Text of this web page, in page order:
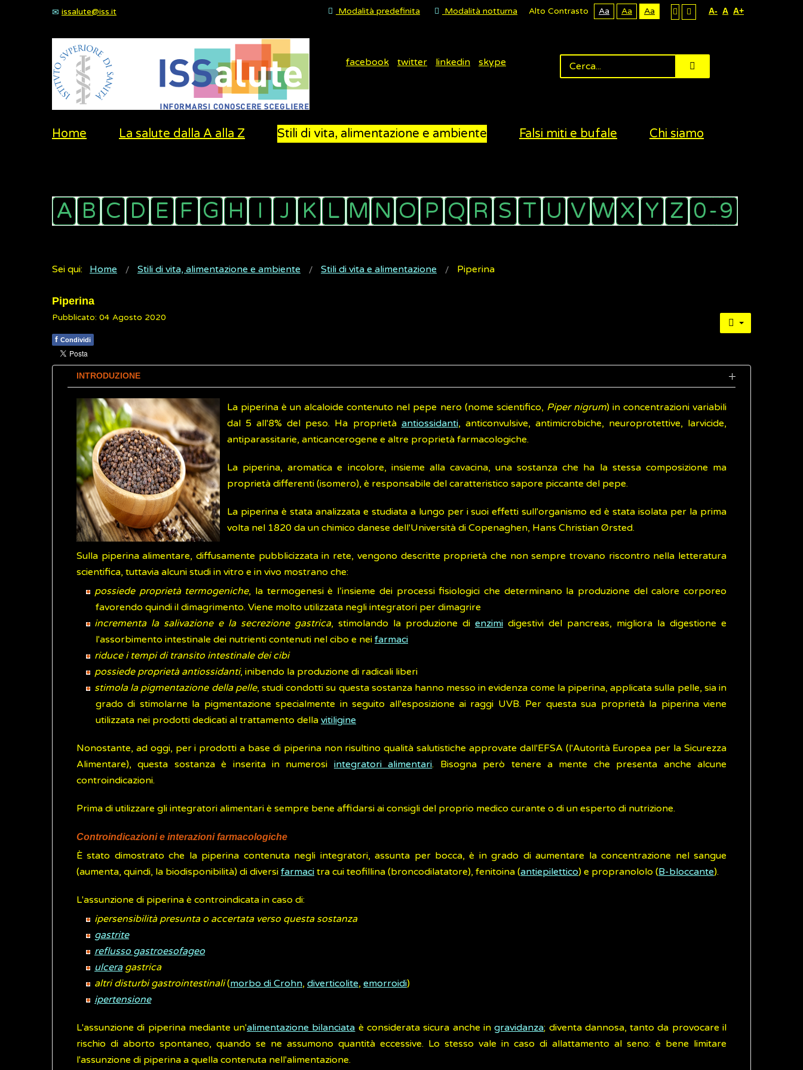
issalute@iss.it Modalità predefinita Modalità notturna Alto Contrasto Aa Aa Aa A- A A+
facebook twitter linkedin skype
Home La salute dalla A alla Z Stili di vita, alimentazione e ambiente Falsi miti e bufale Chi siamo
Sei qui: Home Stili di vita, alimentazione e ambiente Stili di vita e alimentazione Piperina
Piperina
Pubblicato: 04 Agosto 2020
f Condividi
INTRODUZIONE
La piperina è un alcaloide contenuto nel pepe nero (nome scientifico, Piper nigrum) in concentrazioni variabili
dal 5 all'8% del peso. Ha proprietà antiossidanti, anticonvulsive, antimicrobiche, neuroprotettive, larvicide,
antiparassitarie, anticancerogene e altre proprietà farmacologiche.
La piperina, aromatica e incolore, insieme alla cavacina, una sostanza che ha la stessa composizione ma
proprietà differenti (isomero), è responsabile del caratteristico sapore piccante del pepe.
La piperina è stata analizzata e studiata a lungo per i suoi effetti sull'organismo ed è stata isolata per la prima
volta nel 1820 da un chimico danese dell'Università di Copenaghen, Hans Christian Ørsted.
Sulla piperina alimentare, diffusamente pubblicizzata in rete, vengono descritte proprietà che non sempre trovano riscontro nella letteratura
scientifica, tuttavia alcuni studi in vitro e in vivo mostrano che:
possiede proprietà termogeniche, la termogenesi è l’insieme dei processi fisiologici che determinano la produzione del calore corporeo
favorendo quindi il dimagrimento. Viene molto utilizzata negli integratori per dimagrire
incrementa la salivazione e la secrezione gastrica, stimolando la produzione di enzimi digestivi del pancreas, migliora la digestione e
l'assorbimento intestinale dei nutrienti contenuti nel cibo e nei farmaci
riduce i tempi di transito intestinale dei cibi
possiede proprietà antiossidanti, inibendo la produzione di radicali liberi
stimola la pigmentazione della pelle, studi condotti su questa sostanza hanno messo in evidenza come la piperina, applicata sulla pelle, sia in
grado di stimolarne la pigmentazione specialmente in seguito all'esposizione ai raggi UVB. Per questa sua proprietà la piperina viene
utilizzata nei prodotti dedicati al trattamento della vitiligine
Nonostante, ad oggi, per i prodotti a base di piperina non risultino qualità salutistiche approvate dall'EFSA (l'Autorità Europea per la Sicurezza
Alimentare), questa sostanza è inserita in numerosi integratori alimentari. Bisogna però tenere a mente che presenta anche alcune
controindicazioni.
Prima di utilizzare gli integratori alimentari è sempre bene affidarsi ai consigli del proprio medico curante o di un esperto di nutrizione.
Controindicazioni e interazioni farmacologiche
È stato dimostrato che la piperina contenuta negli integratori, assunta per bocca, è in grado di aumentare la concentrazione nel sangue
(aumenta, quindi, la biodisponibilità) di diversi farmaci tra cui teofillina (broncodilatatore), fenitoina (antiepilettico) e propranololo (B-bloccante).
L'assunzione di piperina è controindicata in caso di:
ipersensibilità presunta o accertata verso questa sostanza
gastrite
reflusso gastroesofageo
ulceragastrica
altri disturbi gastrointestinali(morbo di Crohn, diverticolite, emorroidi)
ipertensione
L'assunzione di piperina mediante un'alimentazione bilanciata è considerata sicura anche ingravidanza; diventa dannosa, tanto da provocare il
rischio di aborto spontaneo, quando se ne assumono quantità eccessive. Lo stesso vale in caso di allattamento al seno: è bene limitare
l'assunzione di piperina a quella contenuta nell'alimentazione.